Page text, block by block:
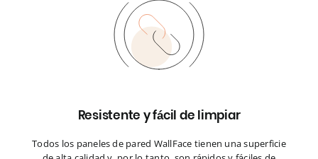
Resistente y fácil de limpiar
Todos los paneles de pared WallFace tienen una superficie